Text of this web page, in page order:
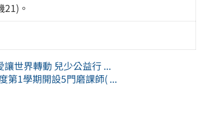
。
世界轉動 兒少公益行 ...
第1學期開設5門磨課師( ...